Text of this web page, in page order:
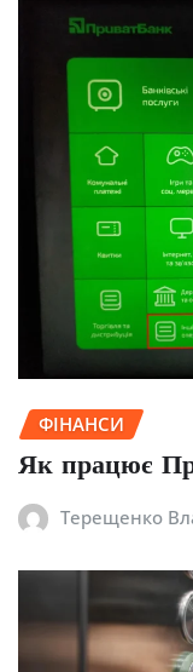
ФІНАНСИ
Як працює
Терещенко